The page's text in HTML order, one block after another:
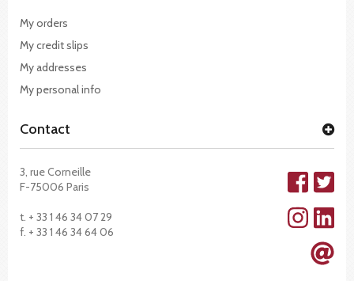
My orders
My credit slips
My addresses
My personal info
Contact
3, rue Corneille
F-75006 Paris
t. + 33 1 46 34 07 29
f. + 33 1 46 34 64 06